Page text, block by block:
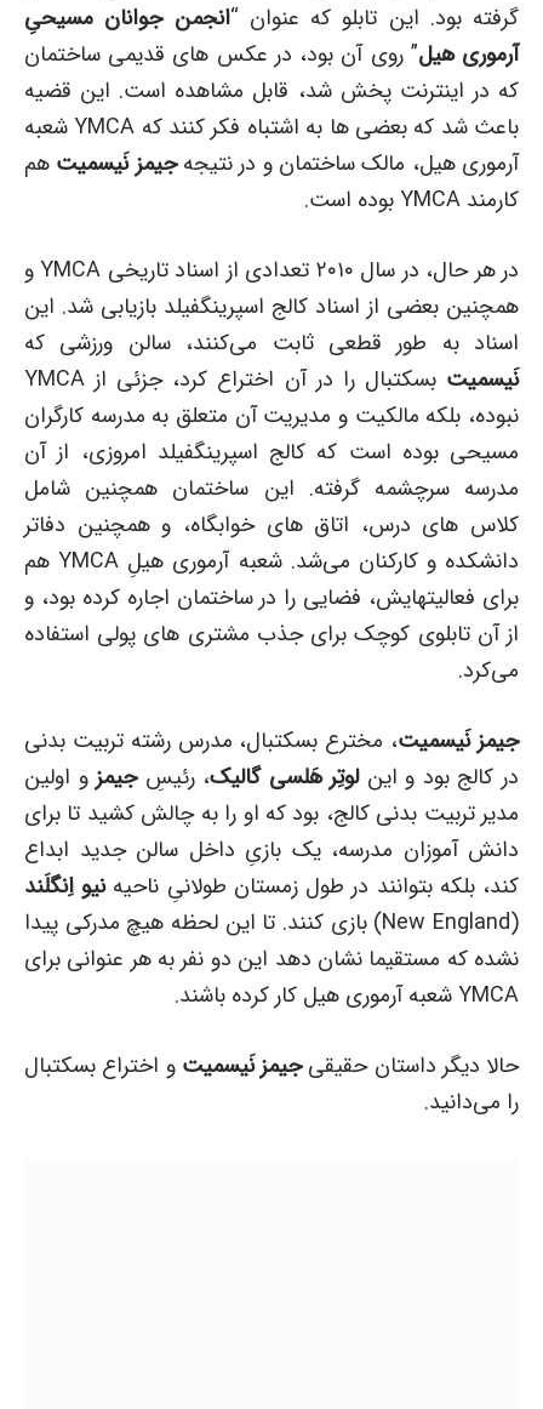
گرفته بود. این تابلو که عنوان “انجمن جوانان مسیحیِ
آرموری هیل” روی آن بود، در عکس های قدیمی ساختمان
که در اینترنت پخش شد، قابل مشاهده است. این قضیه
باعث شد که بعضی ها به اشتباه فکر کنند که YMCA شعبه
آرموری هیل، مالک ساختمان و در نتیجهجیمز نَیسمیت هم
کارمند YMCA بوده است.
در هر حال، در سال ۲۰۱۰ تعدادی از اسناد تاریخی YMCA و
همچنین بعضی از اسناد کالج اسپرینگفیلد بازیابی شد. این
اسناد به طور قطعی ثابت می‌کنند، سالن ورزشی که
نَیسمیت
بسکتبال را در آن اختراع کرد، جزئی از YMCA
نبوده، بلکه مالکیت و مدیریت آن متعلق به مدرسه کارگران
مسیحی بوده است که کالج اسپرینگفیلد امروزی، از آن
مدرسه سرچشمه گرفته. این ساختمان همچنین شامل
کلاس های درس، اتاق های خوابگاه، و همچنین دفاتر
دانشکده و کارکنان می‌شد. شعبه آرموری هیلِ YMCA هم
برای فعالیتهایش، فضایی را در ساختمان اجاره کرده بود، و
از آن تابلوی کوچک برای جذب مشتری های پولی استفاده
می‌کرد.
جیمز نَیسمیت، مخترع بسکتبال، مدرس رشته تربیت بدنی
در کالج بود و اینلوتِر هَلسی گالیک، رئیسِجیمزو اولین
مدیر تربیت بدنی کالج، بود که او را به چالش کشید تا برای
دانش آموزان مدرسه، یک بازیِ داخل سالن جدید ابداع
کند، بلکه بتوانند در طول زمستان طولانیِ ناحیهنیو اِنگلَند
(New England) بازی کنند. تا این لحظه هیچ مدرکی پیدا
نشده که مستقیما نشان دهد این دو نفر به هر عنوانی برای
YMCA شعبه آرموری هیل کار کرده باشند.
حالا دیگر داستان حقیقیجیمز نَیسمیت و اختراع بسکتبال
را می‌دانید.